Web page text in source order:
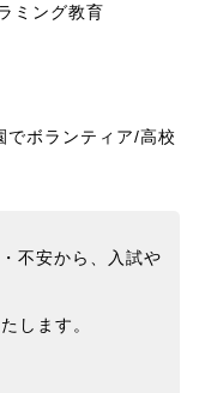
ミング教育
ボランティア/高校
不安から、入試や
します。